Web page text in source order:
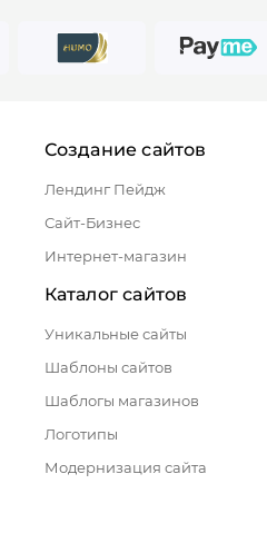
Создание сайтов
Лендинг Пейдж
Сайт-Бизнес
Интернет-магазин
Каталог сайтов
Уникальные сайты
Шаблоны сайтов
Шаблогы магазинов
Логотипы
Модернизация сайта